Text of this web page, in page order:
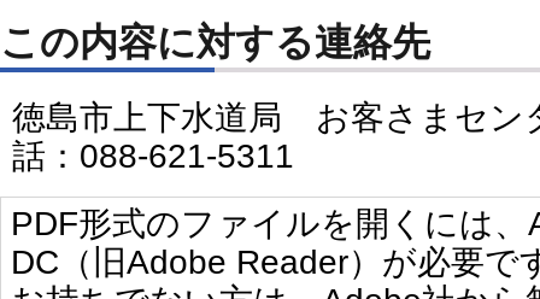
この内容に対する連絡先
徳島市上下水道局 お客さまセ
話：088-621-5311
PDF形式のファイルを開くには
DC（旧Adobe Reader）が必要で